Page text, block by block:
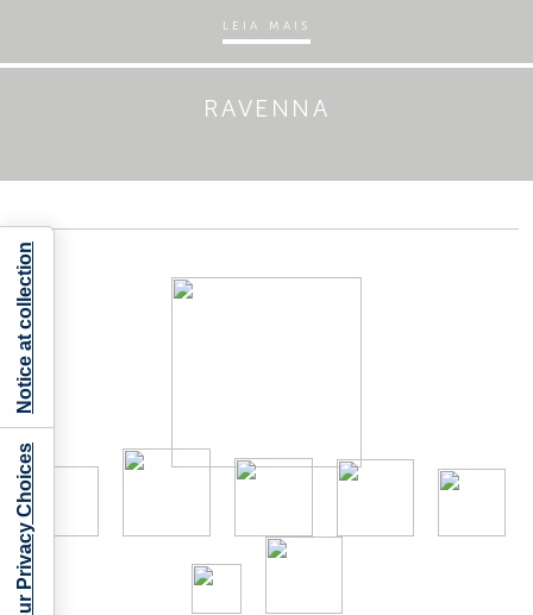
LEIA MAIS
RAVENNA
Your Privacy Choices
Notice at collection